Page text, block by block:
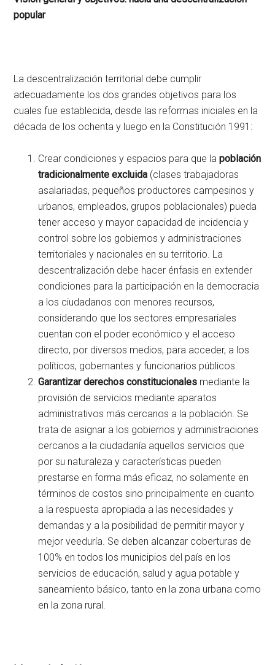
popular
La descentralización territorial debe cumplir
adecuadamente los dos grandes objetivos para los
cuales fue establecida, desde las reformas iniciales en la
década de los ochenta y luego en la Constitución 1991:
Crear condiciones y espacios para que lapoblación
tradicionalmente excluida (clases trabajadoras
asalariadas, pequeños productores campesinos y
urbanos, empleados, grupos poblacionales) pueda
tener acceso y mayor capacidad de incidencia y
control sobre los gobiernos y administraciones
territoriales y nacionales en su territorio. La
descentralización debe hacer énfasis en extender
condiciones para la participación en la democracia
a los ciudadanos con menores recursos,
considerando que los sectores empresariales
cuentan con el poder económico y el acceso
directo, por diversos medios, para acceder, a los
políticos, gobernantes y funcionarios públicos.
Garantizar derechos constitucionales mediante la
provisión de servicios mediante aparatos
administrativos más cercanos a la población. Se
trata de asignar a los gobiernos y administraciones
cercanos a la ciudadanía aquellos servicios que
por su naturaleza y características pueden
prestarse en forma más eficaz, no solamente en
términos de costos sino principalmente en cuanto
a la respuesta apropiada a las necesidades y
demandas y a la posibilidad de permitir mayor y
mejor veeduría. Se deben alcanzar coberturas de
100% en todos los municipios del país en los
servicios de educación, salud y agua potable y
saneamiento básico, tanto en la zona urbana como
en la zona rural.